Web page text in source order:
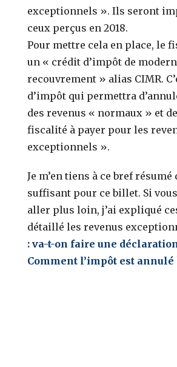
exceptionnels ». Ils seront
ceux perçus en 2018.
Pour mettre cela en place, le
un « crédit d’impôt de
recouvrement » alias CIMR.
d’impôt qui permettra
des revenus « normaux » et
fiscalité à payer pour les
exceptionnels ».
Je m’en tiens à ce bref résumé
suffisant pour ce billet. Si
aller plus loin, j’ai expliqué
détaillé les revenus
: va-t-on faire une
Comment l’impôt est annulé